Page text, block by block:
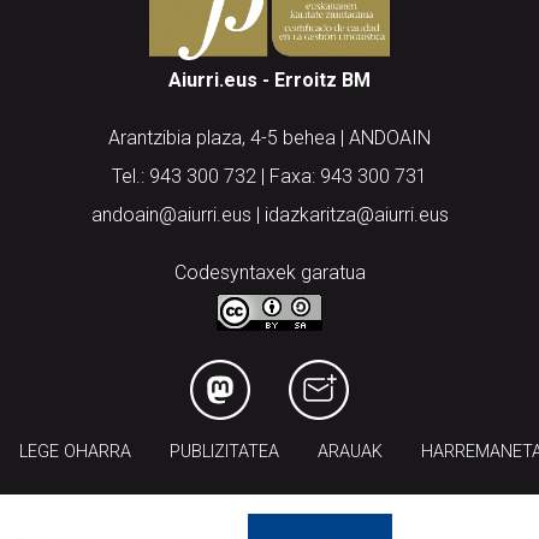
Aiurri.eus - Erroitz BM
Arantzibia plaza, 4-5 behea | ANDOAIN
Tel.: 943 300 732 | Faxa: 943 300 731
andoain@aiurri.eus | idazkaritza@aiurri.eus
Codesyntaxek garatua
LEGE OHARRA PUBLIZITATEA ARAUAK